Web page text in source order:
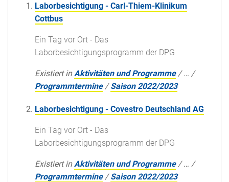
Laborbesichtigung - Carl-Thiem-Klinikum
Cottbus
Ein Tag vor Ort - Das
Laborbesichtigungsprogramm der DPG
Existiert in Aktivitäten und Programme /… /
Programmtermine /Saison 2022/2023
Laborbesichtigung - Covestro Deutschland AG
Ein Tag vor Ort - Das
Laborbesichtigungsprogramm der DPG
Existiert in Aktivitäten und Programme /… /
Programmtermine /Saison 2022/2023